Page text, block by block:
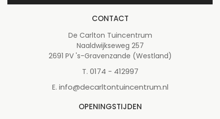
CONTACT
De Carlton Tuincentrum
Naaldwijkseweg 257
2691 PV 's-Gravenzande (Westland)
T. 0174 - 412997
E. info@decarltontuincentrum.nl
OPENINGSTIJDEN